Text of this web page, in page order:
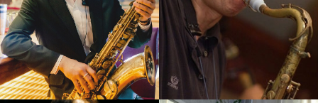
강기만
강의보기
손민
강의보기